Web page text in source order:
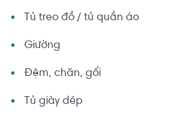
Tủ treo đồ / tủ quần áo
Giường
Đệm, chăn, gối
Tủ giày dép